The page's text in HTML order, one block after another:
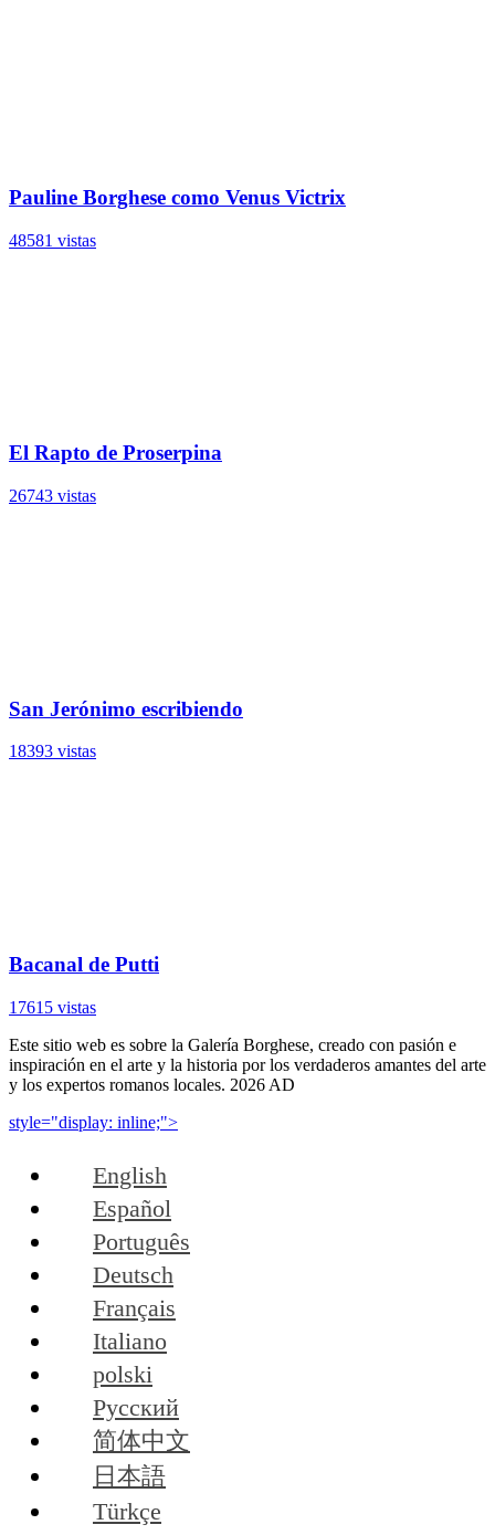
Pauline Borghese como Venus Victrix
48581 vistas
El Rapto de Proserpina
26743 vistas
San Jerónimo escribiendo
18393 vistas
Bacanal de Putti
17615 vistas
Este sitio web es sobre la Galería Borghese, creado con pasión e
inspiración en el arte y la historia por los verdaderos amantes del arte
y los expertos romanos locales. 2026 AD
style="display: inline;">
English
Español
Português
Deutsch
Français
Italiano
polski
Русский
简体中文
日本語
Türkçe